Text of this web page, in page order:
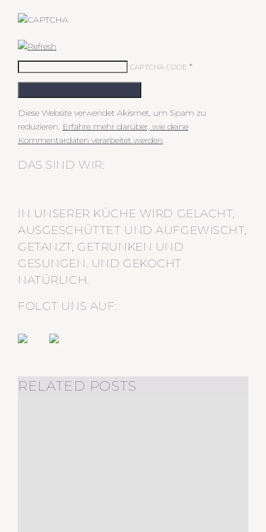
CAPTCHA CODE *
Diese Website verwendet Akismet, um Spam zu
reduzieren. Erfahre mehr darüber, wie deine
Kommentardaten verarbeitet werden.
DAS SIND WIR:
IN UNSERER KÜCHE WIRD GELACHT,
AUSGESCHÜTTET UND AUFGEWISCHT,
GETANZT, GETRUNKEN UND
GESUNGEN. UND GEKOCHT
NATÜRLICH.
FOLGT UNS AUF:
RELATED POSTS